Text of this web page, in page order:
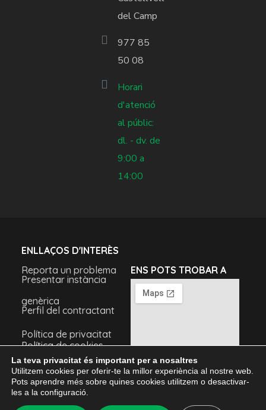
del Camp
977 85
50 08
Horari
d'atenció
al públic:
dl. - dv. de
9:00 a
14:00
ENLLAÇOS D'INTERÈS
Reporta un problema
Presentar instància
genèrica
Perfil del contractant
Política de privacitat
Política de cookies
Avís legal
ENS POTS TROBAR A
La teva privacitat és important per a nosaltres
Utilitzem cookies per oferir-te la millor experiència al nostre web.
Pots aprendre més sobre quines cookies utilitzem o desactivar-
les a la configuració.